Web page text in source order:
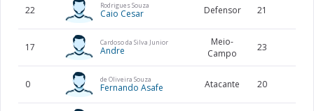
22 Rodrigues Souza
Caio Cesar Defensor 21
17 Cardoso da Silva Junior
Andre
Meio-
Campo
23
0 de Oliveira Souza
Fernando Asafe Atacante 20